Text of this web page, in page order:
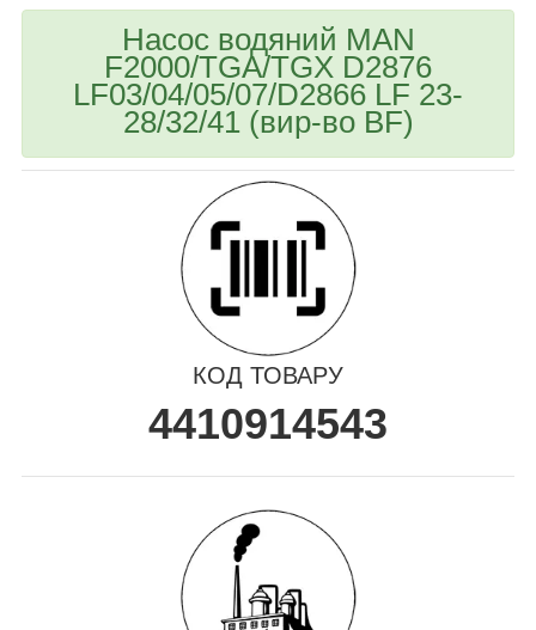
Насос водяний MAN
F2000/TGA/TGX D2876
LF03/04/05/07/D2866 LF 23-
28/32/41 (вир-во BF)
КОД ТОВАРУ
4410914543